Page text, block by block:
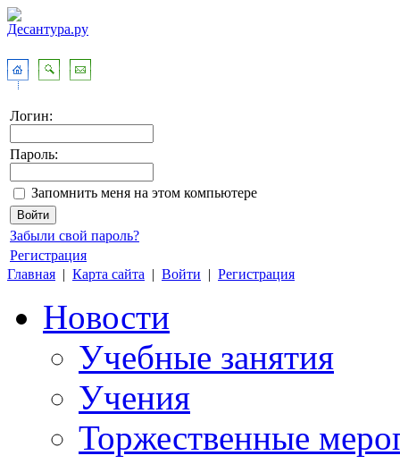
Логин:
Пароль:
Запомнить меня на этом компьютере
Забыли свой пароль?
Регистрация
Главная | Карта сайта | Войти | Регистрация
Новости
Учебные занятия
Учения
Торжественные